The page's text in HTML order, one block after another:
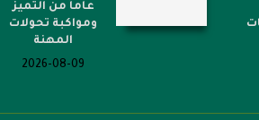
عاماً من التميز
ومواكبة تحولات
المهنة
2026-08-09